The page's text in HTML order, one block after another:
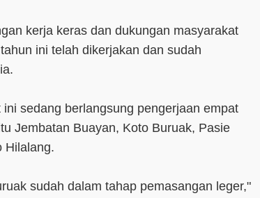
kerja keras dan dukungan masyarakat
ini telah dikerjakan dan sudah
sedang berlangsung pengerjaan empat
Jembatan Buayan, Koto Buruak, Pasie
Hilalang.
sudah dalam tahap pemasangan leger,"